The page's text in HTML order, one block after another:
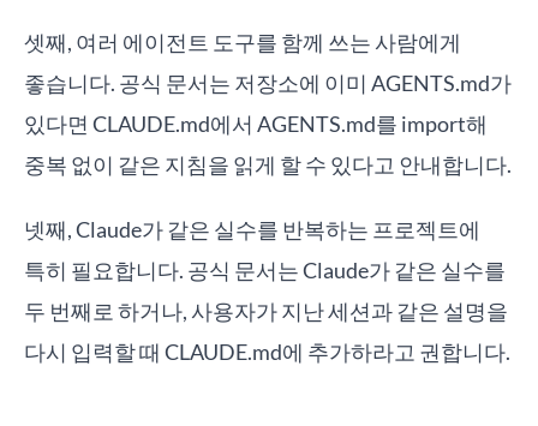
셋째, 여러 에이전트 도구를 함께 쓰는 사람에게
좋습니다. 공식 문서는 저장소에 이미 AGENTS.md가
있다면 CLAUDE.md에서 AGENTS.md를 import해
중복 없이 같은 지침을 읽게 할 수 있다고 안내합니다.
넷째, Claude가 같은 실수를 반복하는 프로젝트에
특히 필요합니다. 공식 문서는 Claude가 같은 실수를
두 번째로 하거나, 사용자가 지난 세션과 같은 설명을
다시 입력할 때 CLAUDE.md에 추가하라고 권합니다.